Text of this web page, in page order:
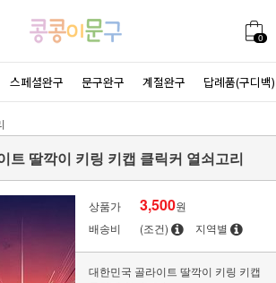
0
스페셜완구 문구완구 계절완구 답례품(구디백)
트 딸깍이 키링 키캡 클릭커 열쇠고리
상품가 3,500원
배송비
(조건) 지역별
대한민국 골라이트 딸깍이 키링 키캡